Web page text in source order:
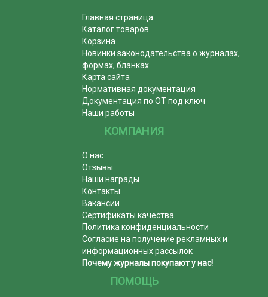
Главная страница
Каталог товаров
Корзина
Новинки законодательства о журналах,
формах, бланках
Карта сайта
Нормативная документация
Документация по ОТ под ключ
Наши работы
КОМПАНИЯ
О нас
Отзывы
Наши награды
Контакты
Вакансии
Сертификаты качества
Политика конфиденциальности
Согласие на получение рекламных и
информационных рассылок
Почему журналы покупают у нас!
ПОМОЩЬ